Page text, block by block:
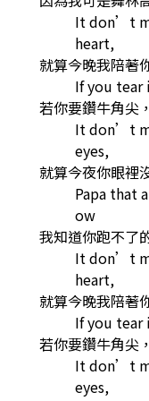
It don’t
heart,
就算今晚我陪著
If you tear
若你要鑽牛角尖
It don’t
eyes,
就算今夜你眼裡
Papa that
ow
我知道你跑不了
It don’t
heart,
就算今晚我陪著
If you tear
若你要鑽牛角尖
It don’t
eyes,